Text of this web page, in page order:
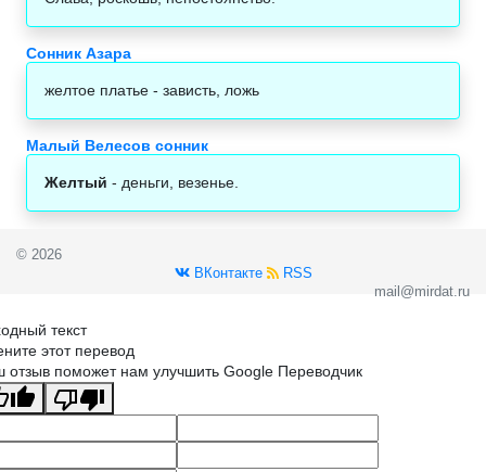
Сонник Азара
желтое платье - зависть, ложь
Малый Велесов сонник
Желтый - деньги, везенье.
© 2026
ВКонтакте
RSS
mail@mirdat.ru
текст
этот перевод
отзыв поможет нам улучшить Google Переводчик